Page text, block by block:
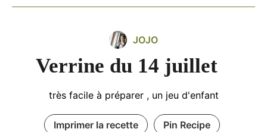
JOJO
Verrine du 14 juillet
très facile à préparer , un jeu d'enfant
Imprimer la recette Pin Recipe